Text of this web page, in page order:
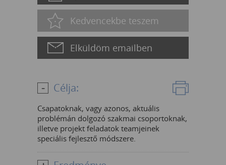
Kedvencekbe teszem
Elküldöm emailben
Célja:
Csapatoknak, vagy azonos, aktuális
problémán dolgozó szakmai csoportoknak,
illetve projekt feladatok teamjeinek
speciális fejlesztő módszere.